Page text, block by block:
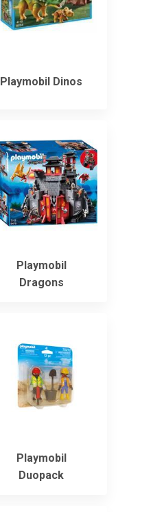
Playmobil Dinos
Playmobil
Dragons
Playmobil
Duopack